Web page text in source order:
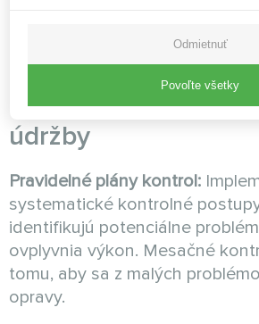
Krok 5: Zavedenie
údržby
Pravidelné plány kontrol:
systematické kontrolné
identifikujú potenciálne
ovplyvnia výkon. Mesačné
tomu, aby sa z malých
opravy.
Odmietnuť
Povoľte všetky